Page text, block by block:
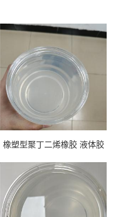
橡塑型聚丁二烯橡胶 液体胶
专用